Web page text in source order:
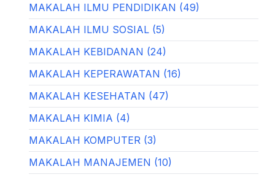
MAKALAH ILMU PENDIDIKAN (49)
MAKALAH ILMU SOSIAL (5)
MAKALAH KEBIDANAN (24)
MAKALAH KEPERAWATAN (16)
MAKALAH KESEHATAN (47)
MAKALAH KIMIA (4)
MAKALAH KOMPUTER (3)
MAKALAH MANAJEMEN (10)